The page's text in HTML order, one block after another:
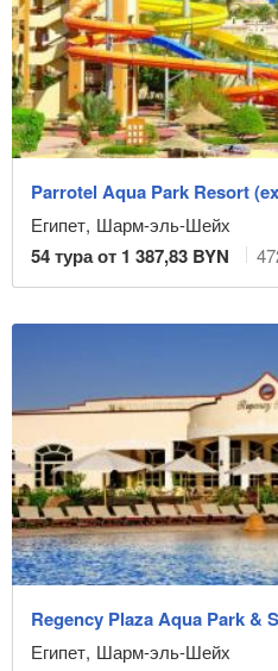
Parrotel Aqua Park Resort
Египет, Шарм-эль-Шейх
54тура от 1 387,83 BYN
Regency Plaza Aqua Park &
Египет, Шарм-эль-Шейх